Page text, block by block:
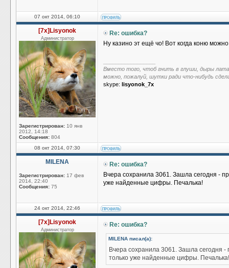
07 окт 2014, 06:10
[7x]Lisyonok
Администратор
Зарегистрирован: 10 янв
2012, 14:18
Сообщения: 804
Re: ошибка?
Ну казино эт ещё чо! Вот когда коню
Вместо того, чтоб гнить в глуши, дыры
можно, пожалуй, шутки ради что-нибудь
skype: lisyonok_7x
08 окт 2014, 07:30
MILENA
Зарегистрирован: 17 фев
2014, 22:40
Сообщения: 75
Re: ошибка?
Вчера сохранила 3061. Зашла сегодня -
уже найденные цифры. Печалька!
24 окт 2014, 22:46
[7x]Lisyonok
Администратор
Re: ошибка?
MILENA писал(а):
Вчера сохранила 3061. Зашла сегодня -
только уже найденные цифры. Печалька!